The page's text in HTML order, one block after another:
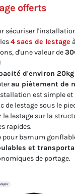
offerts
sécuriser
4 sacs de lestage
d'une valeur de
!
d'environ
au piètement de
est simple et
de lestage sous le
le lestage sur la
rapides.
pour barnum
et
de portage.